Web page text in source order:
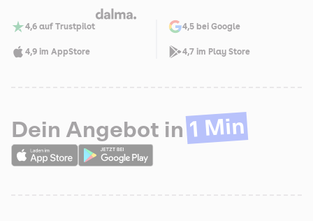
4,6 auf Trustpilot 4,5 bei Google
4,9 im AppStore 4,7 im Play Store
Dein Angebot in 1 Min